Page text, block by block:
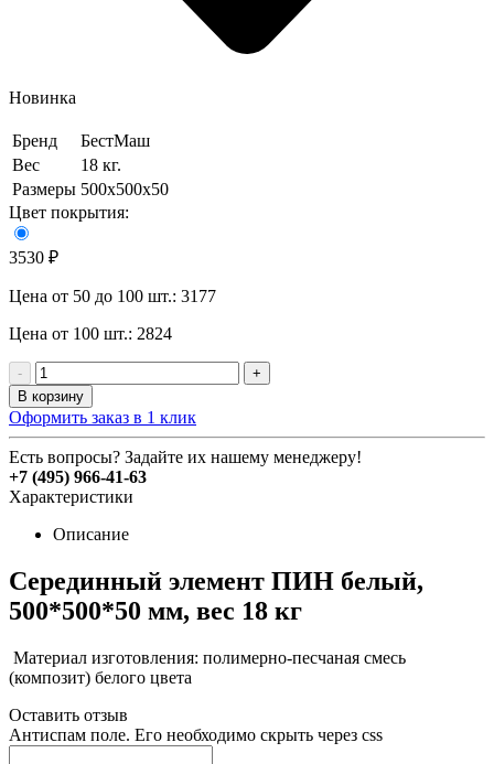
Новинка
Бренд
БестМаш
Вес
18 кг.
Размеры 500x500x50
Цвет покрытия:
3530 ₽
Цена от 50 до 100 шт.: 3177
Цена от 100 шт.: 2824
-
+
В корзину
Оформить заказ в 1 клик
Есть вопросы? Задайте их нашему менеджеру!
+7 (495) 966-41-63
Характеристики
Описание
Серединный элемент ПИН белый,
500*500*50 мм, вес 18 кг
Материал изготовления: полимерно-песчаная смесь
(композит) белого цвета
Оставить отзыв
Антиспам поле. Его необходимо скрыть через css